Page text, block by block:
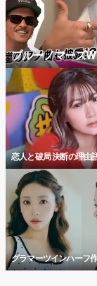
ブルーノマーズ
恋人と破局 決断の理由
グラマーツインハーフ